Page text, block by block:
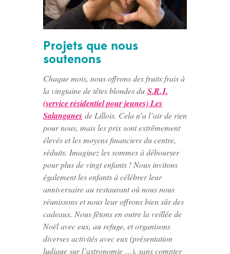
Projets que nous
soutenons
Chaque mois, nous offrons des fruits frais à
la vingtaine de têtes blondes du S.R.J.
(service résidentiel pour jeunes) Les
Salanganes de Lillois. Cela n’a l’air de rien
pour nous, mais les prix sont extrêmement
élevés et les moyens financiers du centre,
réduits. Imaginez les sommes à débourser
pour plus de vingt enfants ! Nous invitons
également les enfants à célébrer leur
anniversaire au restaurant où nous nous
réunissons et nous leur offrons bien sûr des
cadeaux. Nous fêtons en outre la veillée de
Noël avec eux, au refuge, et organisons
diverses activités avec eux (présentation
ludique sur l’astronomie …), sans compter